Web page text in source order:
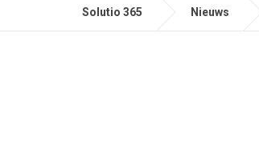
Solutio 365 Nieuws